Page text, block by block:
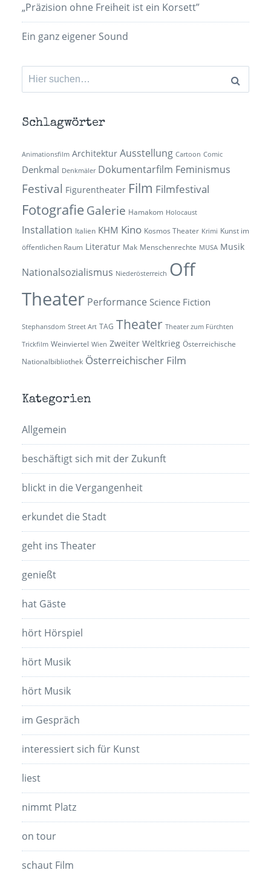
„Präzision ohne Freiheit ist ein Korsett”
Ein ganz eigener Sound
Suchen
nach:
Schlagwörter
Animationsfilm Architektur Ausstellung Cartoon Comic
Denkmal Denkmäler Dokumentarfilm Feminismus
Festival Figurentheater Film Filmfestival
Fotografie Galerie Hamakom Holocaust
Installation Italien KHM Kino Kosmos Theater Krimi Kunst im
öffentlichen Raum Literatur Mak Menschenrechte MUSA Musik
Nationalsozialismus Niederösterreich Off
Theater Performance Science Fiction
Stephansdom Street Art TAG Theater Theater zum Fürchten
Trickfilm Weinviertel Wien Zweiter Weltkrieg Österreichische
Nationalbibliothek Österreichischer Film
Kategorien
Allgemein
beschäftigt sich mit der Zukunft
blickt in die Vergangenheit
erkundet die Stadt
geht ins Theater
genießt
hat Gäste
hört Hörspiel
hört Musik
hört Musik
im Gespräch
interessiert sich für Kunst
liest
nimmt Platz
on tour
schaut Film